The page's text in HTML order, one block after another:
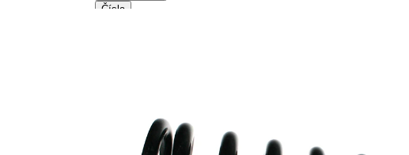
Čísla
359 mm
Hmotnost
4,40 kg